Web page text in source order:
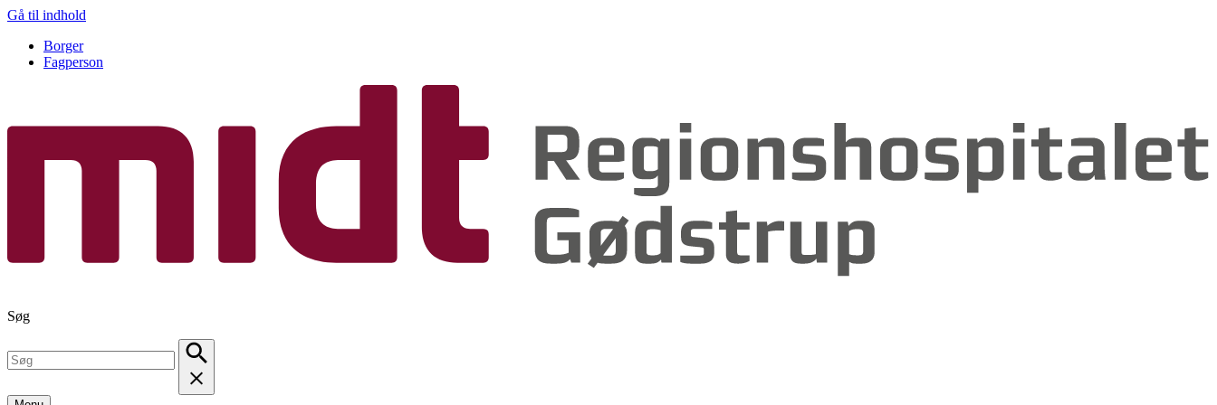
Gå til indhold
Borger
Fagperson
Søg